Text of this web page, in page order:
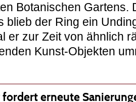
Botanischen Gartens.
blieb der Ring ein
er zur Zeit von ähnlich
Kunst-Objekten
erneute